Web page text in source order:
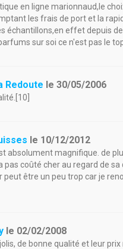
en ligne marionnaud,le
les frais de port et la
échantillons,en effet depuis
sur soi ce n'est pas le top
Redoute le30/05/2006
le 10/12/2012
absolument magnifique. de
pas coûté cher au regard de
peut être un peu trop car je
le 02/02/2008
de bonne qualité et leur